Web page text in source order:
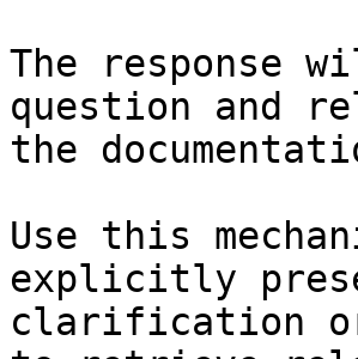
The response
question and
the
Use this
explicitly
clarification